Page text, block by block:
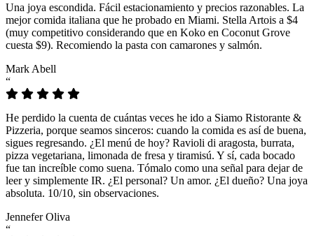
Una joya escondida. Fácil estacionamiento y precios razonables. La
mejor comida italiana que he probado en Miami. Stella Artois a $4
(muy competitivo considerando que en Koko en Coconut Grove
cuesta $9). Recomiendo la pasta con camarones y salmón.
Mark Abell
“
He perdido la cuenta de cuántas veces he ido a Siamo Ristorante &
Pizzeria, porque seamos sinceros: cuando la comida es así de buena,
sigues regresando. ¿El menú de hoy? Ravioli di aragosta, burrata,
pizza vegetariana, limonada de fresa y tiramisú. Y sí, cada bocado
fue tan increíble como suena. Tómalo como una señal para dejar de
leer y simplemente IR. ¿El personal? Un amor. ¿El dueño? Una joya
absoluta. 10/10, sin observaciones.
Jennefer Oliva
“